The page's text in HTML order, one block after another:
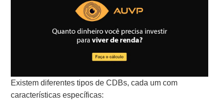
Existem diferentes tipos de CDBs, cada um com
características específicas: